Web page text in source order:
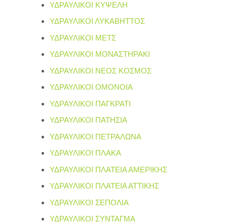
ΥΔΡΑΥΛΙΚΟΙ ΚΥΨΕΛΗ
ΥΔΡΑΥΛΙΚΟΙ ΛΥΚΑΒΗΤΤΟΣ
ΥΔΡΑΥΛΙΚΟΙ ΜΕΤΣ
ΥΔΡΑΥΛΙΚΟΙ ΜΟΝΑΣΤΗΡΑΚΙ
ΥΔΡΑΥΛΙΚΟΙ ΝΕΟΣ ΚΟΣΜΟΣ
ΥΔΡΑΥΛΙΚΟΙ ΟΜΟΝΟΙΑ
ΥΔΡΑΥΛΙΚΟΙ ΠΑΓΚΡΑΤΙ
ΥΔΡΑΥΛΙΚΟΙ ΠΑΤΗΣΙΑ
ΥΔΡΑΥΛΙΚΟΙ ΠΕΤΡΑΛΩΝΑ
ΥΔΡΑΥΛΙΚΟΙ ΠΛΑΚΑ
ΥΔΡΑΥΛΙΚΟΙ ΠΛΑΤΕΙΑ ΑΜΕΡΙΚΗΣ
ΥΔΡΑΥΛΙΚΟΙ ΠΛΑΤΕΙΑ ΑΤΤΙΚΗΣ
ΥΔΡΑΥΛΙΚΟΙ ΣΕΠΟΛΙΑ
ΥΔΡΑΥΛΙΚΟΙ ΣΥΝΤΑΓΜΑ